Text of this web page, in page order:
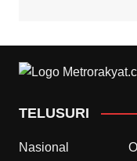
TELUSURI
Nasional